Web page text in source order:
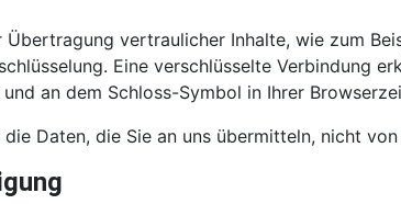
vertraulicher Inhalte, wie zum
Eine verschlüsselte Verbindung
an dem Schloss-Symbol in Ihrer
Daten, die Sie an uns übermitteln, nicht